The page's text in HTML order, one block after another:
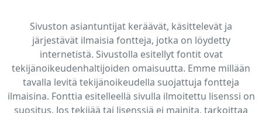
Sivuston asiantuntijat keräävät, käsittelevät ja
järjestävät ilmaisia fontteja, jotka on löydetty
internetistä. Sivustolla esitellyt fontit ovat
tekijänoikeudenhaltijoiden omaisuutta. Emme millään
tavalla levitä tekijänoikeudella suojattuja fontteja
ilmaisina. Fonttia esitelleellä sivulla ilmoitettu lisenssi on
suositus. Jos tekijää tai lisenssiä ei mainita, tarkoittaa